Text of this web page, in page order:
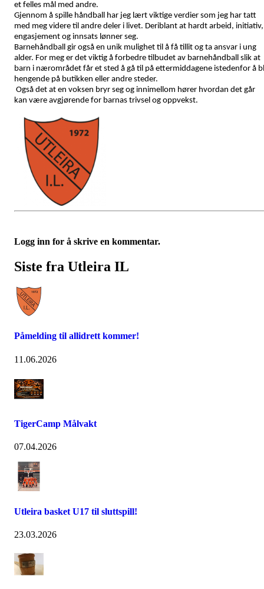
et felles mål med andre.
Gjennom å spille håndball har jeg lært viktige verdier som jeg har tatt
med meg videre til andre deler i livet. Deriblant at hardt arbeid, initiativ,
engasjement og innsats lønner seg.
Barnehåndball gir også en unik mulighet til å få tillit og ta ansvar i ung
alder. For meg er det viktig å forbedre tilbudet av barnehåndball slik at
barn i nærområdet får et sted å gå til på ettermiddagene istedenfor å
hengende på butikken eller andre steder.
Også det at en voksen bryr seg og innimellom hører hvordan det går
kan være avgjørende for barnas trivsel og oppvekst.
Logg inn for å skrive en kommentar.
Siste fra Utleira IL
Påmelding til allidrett kommer!
11.06.2026
TigerCamp Målvakt
07.04.2026
Utleira basket U17 til sluttspill!
23.03.2026